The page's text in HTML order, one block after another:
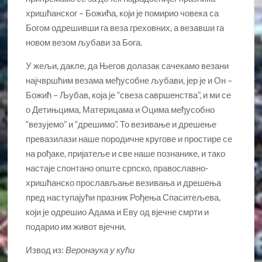
хришћанског – Божића, који је помирио човека са
Богом одрешивши га веза греховних, а везавши га
новом везом љубави за Бога.
У жељи, дакле, да Његов долазак сачекамо везани
најчвршћим везама међусобне љубави, јер је и Он –
Божић – Љубав, која је “свеза савршенства”, и ми се
о Детињцима, Материцама и Оцима међусобно
“везујемо” и “дрешимо”. То везивање и дрешење
превазилази наше породичне кругове и простире се
на рођаке, пријатеље и све наше познанике, и тако
настаје спонтано опште српско, православно-
хришћанско прослављање везивања и дрешења
пред наступајући празник Рођења Спаситељева,
који је одрешио Адама и Еву од вјечне смрти и
подарио им живот вјечни.
Извод из:Веронаука у кући